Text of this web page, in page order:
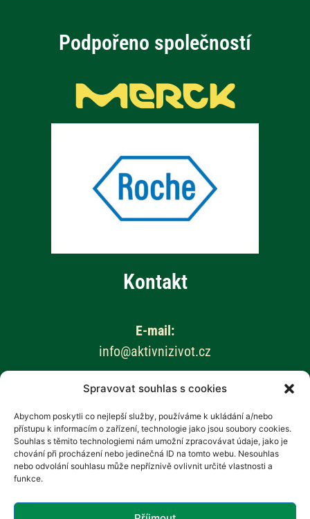
Spravovat souhlas s cookies
Abychom poskytli co nejlepší služby, používáme k ukládání a/nebo
přístupu k informacím o zařízení, technologie jako jsou soubory cookies.
Souhlas s těmito technologiemi nám umožní zpracovávat údaje, jako je
chování při procházení nebo jedinečná ID na tomto webu. Nesouhlas
nebo odvolání souhlasu může nepříznivě ovlivnit určité vlastnosti a
funkce.
Podpořeno společností
Kontakt
E-mail:
info@aktivnizivot.cz
Odborní garanti:
Prof. MUDr. Eva Kubala Havrdová, CSc.
Prim. MUDr. Marta Vachová
Web provozuje: